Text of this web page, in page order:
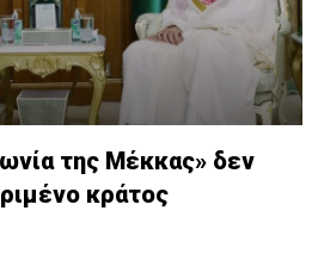
της Μέκκας» δεν
κράτος